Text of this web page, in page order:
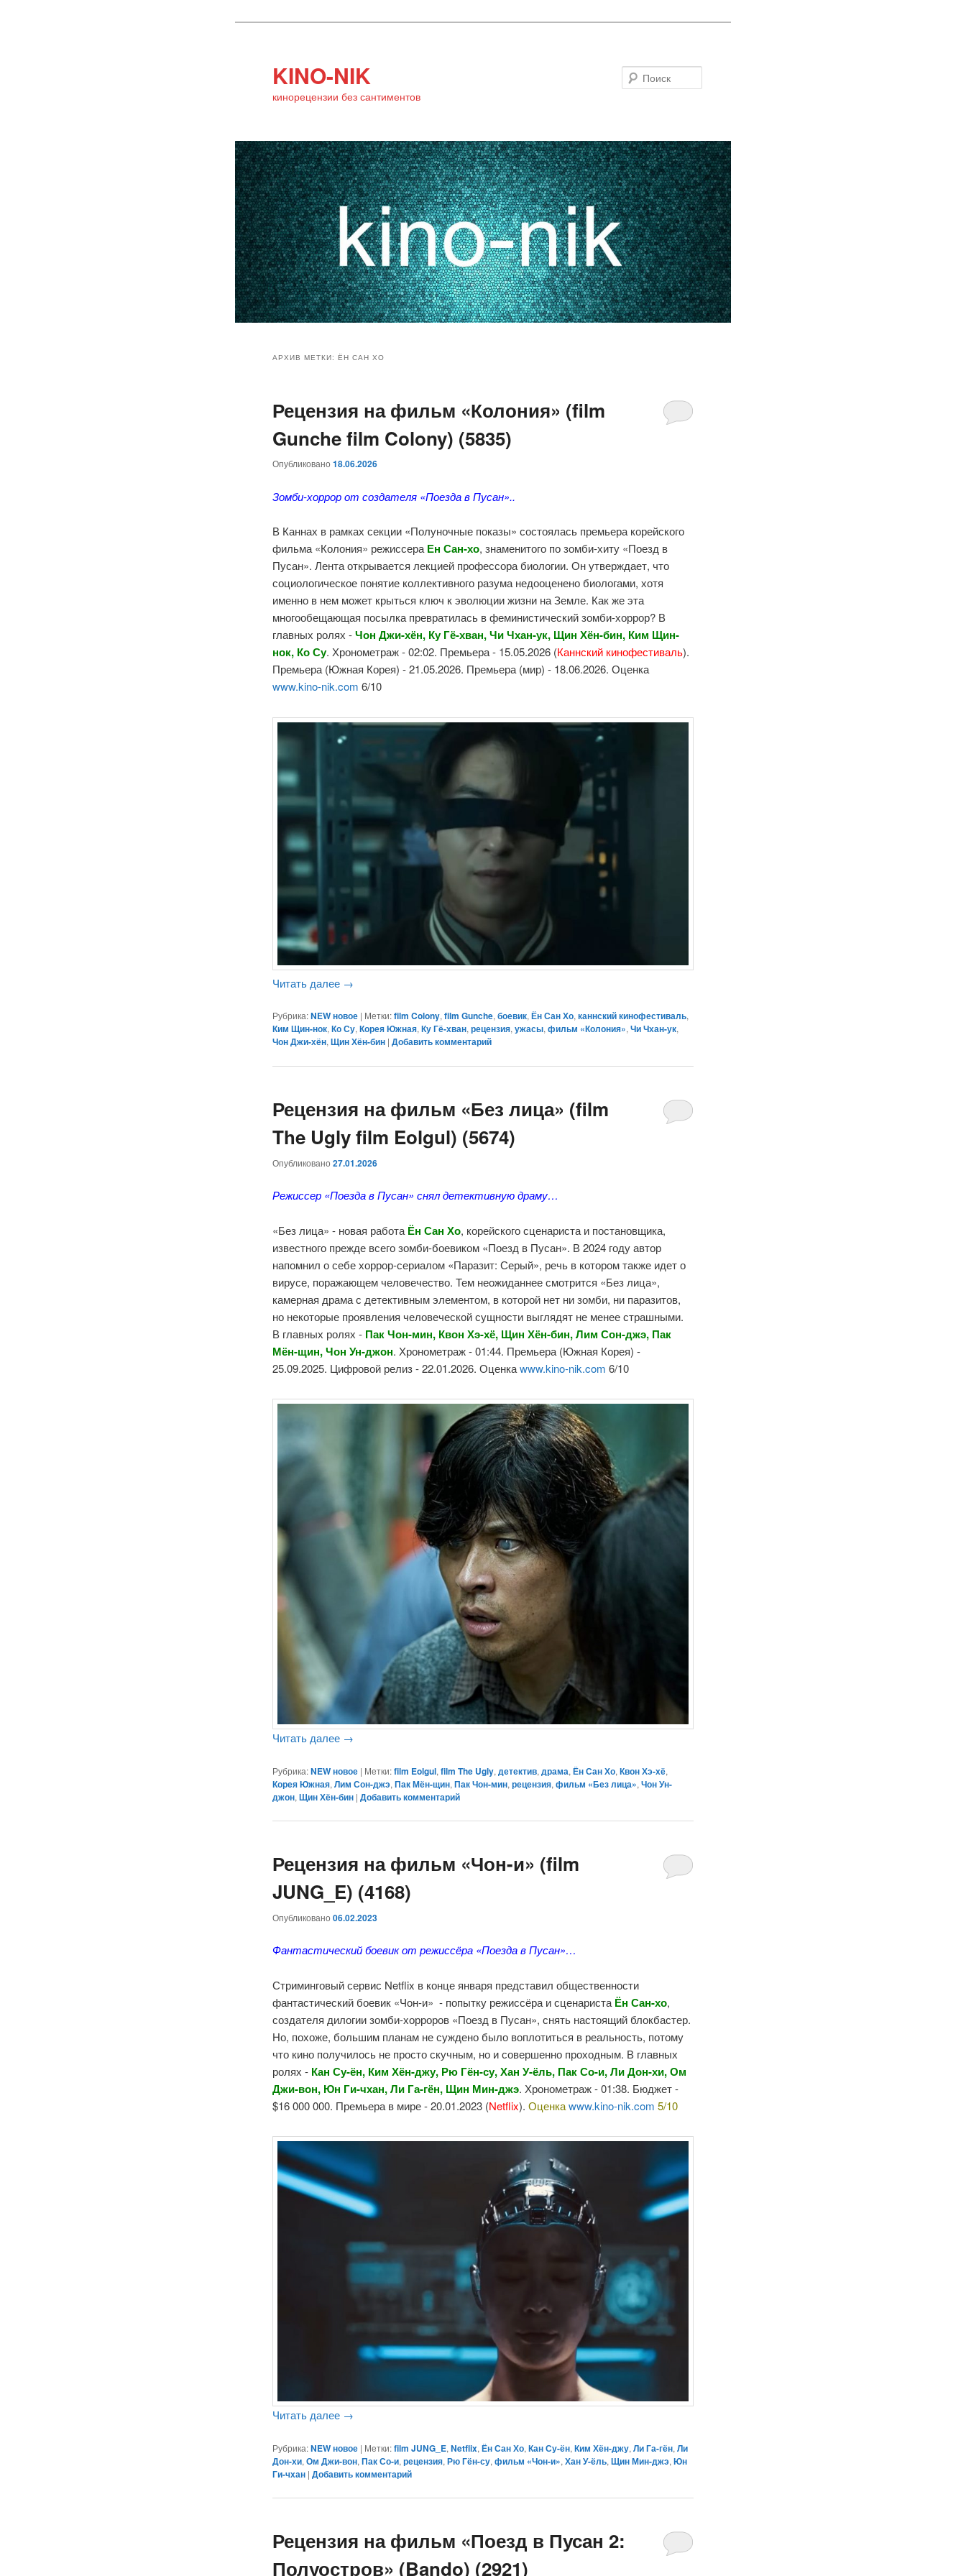
KINO-NIK
кинорецензии без сантиментов
основному
содержимому
дополнительному
содержимому
АРХИВ МЕТКИ:ЁН САН ХО
Рецензия на фильм «Колония» (film
Gunche film Colony) (5835)
Опубликовано18.06.2026
Зомби-хоррор от создателя «Поезда в Пусан»..
В Каннах в рамках секции «Полуночные показы» состоялась премьера корейского
фильма «Колония» режиссера Ен Сан-хо, знаменитого по зомби-хиту «Поезд в
Пусан». Лента открывается лекцией профессора биологии. Он утверждает, что
социологическое понятие коллективного разума недооценено биологами, хотя
именно в нем может крыться ключ к эволюции жизни на Земле. Как же эта
многообещающая посылка превратилась в феминистический зомби-хоррор? В
главных ролях -Чон Джи-хён, Ку Гё-хван, Чи Чхан-ук, Щин Хён-бин, Ким Щин-
нок, Ко Су. Хронометраж - 02:02. Премьера - 15.05.2026 (Каннский кинофестиваль).
Премьера (Южная Корея) - 21.05.2026. Премьера (мир) - 18.06.2026. Оценка
www.kino-nik.com 6/10
Читать далее →
Рубрика: NEW новое | Метки: film Colony,film Gunche,боевик,Ён Сан Хо,каннский кинофестиваль,
Ким Щин-нок,Ко Су,Корея Южная,Ку Гё-хван,рецензия,ужасы,фильм «Колония»,Чи Чхан-ук,
Чон Джи-хён,Щин Хён-бин |Добавить комментарий
Рецензия на фильм «Без лица» (film
The Ugly film Eolgul) (5674)
Опубликовано27.01.2026
Режиссер «Поезда в Пусан» снял детективную драму…
«Без лица» - новая работа Ён Сан Хо, корейского сценариста и постановщика,
известного прежде всего зомби-боевиком «Поезд в Пусан». В 2024 году автор
напомнил о себе хоррор-сериалом «Паразит: Серый», речь в котором также идет о
вирусе, поражающем человечество. Тем неожиданнее смотрится «Без лица»,
камерная драма с детективным элементом, в которой нет ни зомби, ни паразитов,
но некоторые проявления человеческой сущности выглядят не менее страшными.
В главных ролях - Пак Чон-мин, Квон Хэ-хё, Щин Хён-бин, Лим Сон-джэ, Пак
Мён-щин, Чон Ун-джон. Хронометраж - 01:44. Премьера (Южная Корея) -
25.09.2025. Цифровой релиз - 22.01.2026. Оценкаwww.kino-nik.com 6/10
Читать далее →
Рубрика: NEW новое | Метки: film Eolgul,film The Ugly,детектив,драма,Ён Сан Хо,Квон Хэ-хё,
Корея Южная,Лим Сон-джэ,Пак Мён-щин,Пак Чон-мин,рецензия,фильм «Без лица»,Чон Ун-
джон,Щин Хён-бин |Добавить комментарий
Рецензия на фильм «Чон-и» (film
JUNG_E) (4168)
Опубликовано06.02.2023
Фантастический боевик от режиссёра «Поезда в Пусан»…
Стриминговый сервис Netflix в конце января представил общественности
фантастический боевик «Чон-и» - попытку режиссёра и сценариста Ён Сан-хо,
создателя дилогии зомби-хорроров «Поезд в Пусан», снять настоящий блокбастер.
Но, похоже, большим планам не суждено было воплотиться в реальность, потому
что кино получилось не просто скучным, но и совершенно проходным. В главных
ролях - Кан Су-ён, Ким Хён-джу, Рю Гён-су, Хан У-ёль, Пак Со-и, Ли Дон-хи, Ом
Джи-вон, Юн Ги-чхан, Ли Га-гён, Щин Мин-джэ. Хронометраж - 01:38. Бюджет -
$16 000 000. Премьера в мире - 20.01.2023 (Netflix).Оценкаwww.kino-nik.com 5/10
Читать далее →
Рубрика: NEW новое | Метки: film JUNG_E,Netflix,Ён Сан Хо,Кан Су-ён,Ким Хён-джу,Ли Га-гён,Ли
Дон-хи,Ом Джи-вон,Пак Со-и,рецензия,Рю Гён-су,фильм «Чон-и»,Хан У-ёль,Щин Мин-джэ,Юн
Ги-чхан |Добавить комментарий
Рецензия на фильм «Поезд в Пусан 2:
Полуостров» (Bando) (2921)